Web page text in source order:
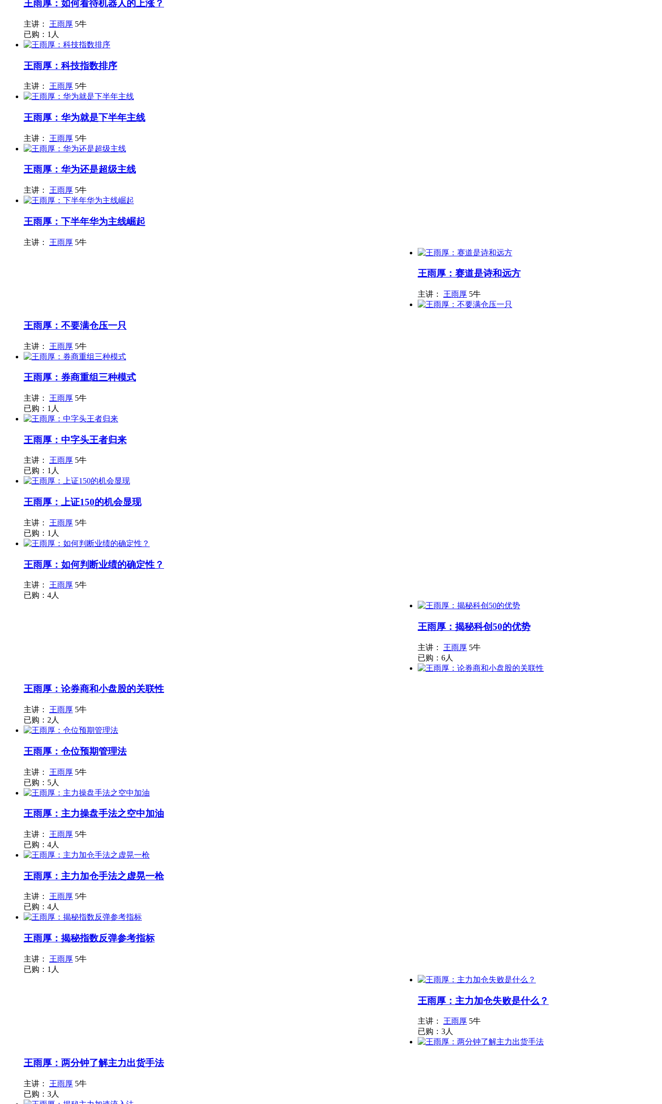
王雨厚：如何看待机器人的上涨？
主讲： 王雨厚 5牛
已购：1人
王雨厚：科技指数排序
主讲： 王雨厚 5牛
王雨厚：华为就是下半年主线
主讲： 王雨厚 5牛
王雨厚：华为还是超级主线
主讲： 王雨厚 5牛
王雨厚：下半年华为主线崛起
主讲： 王雨厚 5牛
王雨厚：赛道是诗和远方
主讲： 王雨厚 5牛
王雨厚：不要满仓压一只
主讲： 王雨厚 5牛
王雨厚：券商重组三种模式
主讲： 王雨厚 5牛
已购：1人
王雨厚：中字头王者归来
主讲： 王雨厚 5牛
已购：1人
王雨厚：上证150的机会显现
主讲： 王雨厚 5牛
已购：1人
王雨厚：如何判断业绩的确定性？
主讲： 王雨厚 5牛
已购：4人
王雨厚：揭秘科创50的优势
主讲： 王雨厚 5牛
已购：6人
王雨厚：论券商和小盘股的关联性
主讲： 王雨厚 5牛
已购：2人
王雨厚：仓位预期管理法
主讲： 王雨厚 5牛
已购：5人
王雨厚：主力操盘手法之空中加油
主讲： 王雨厚 5牛
已购：4人
王雨厚：主力加仓手法之虚晃一枪
主讲： 王雨厚 5牛
已购：4人
王雨厚：揭秘指数反弹参考指标
主讲： 王雨厚 5牛
已购：1人
王雨厚：主力加仓失败是什么？
主讲： 王雨厚 5牛
已购：3人
王雨厚：两分钟了解主力出货手法
主讲： 王雨厚 5牛
已购：3人